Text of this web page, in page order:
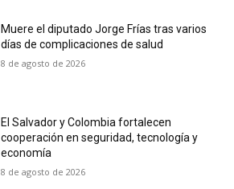
Muere el diputado Jorge Frías tras varios
días de complicaciones de salud
8 de agosto de 2026
El Salvador y Colombia fortalecen
cooperación en seguridad, tecnología y
economía
8 de agosto de 2026